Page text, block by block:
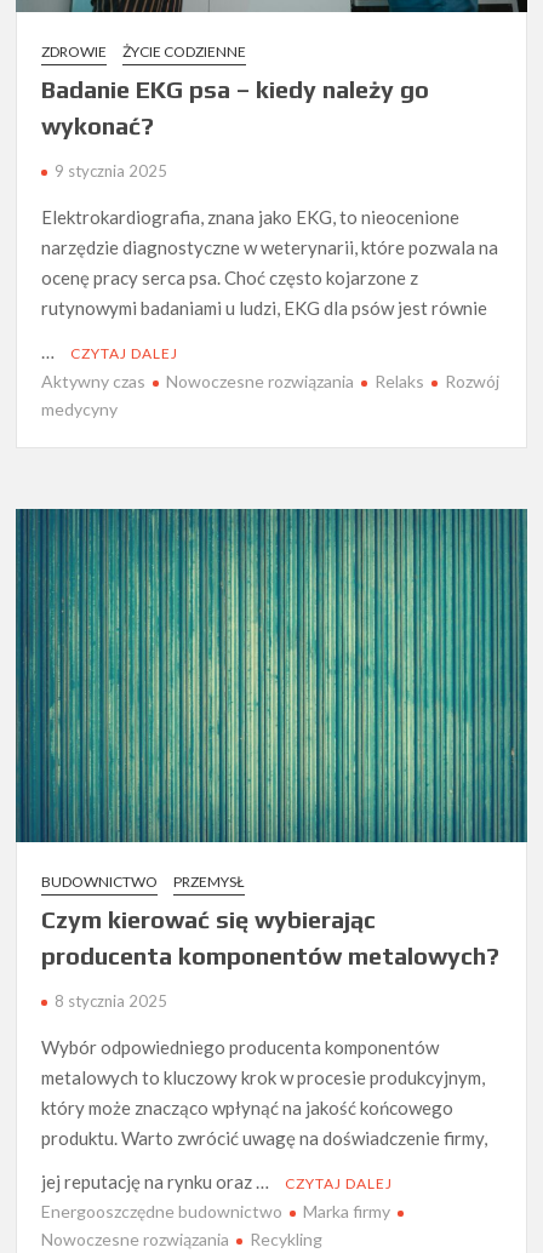
ZDROWIE ŻYCIE CODZIENNE
Badanie EKG psa – kiedy należy go
wykonać?
9 stycznia 2025
Elektrokardiografia, znana jako EKG, to nieocenione
narzędzie diagnostyczne w weterynarii, które pozwala na
ocenę pracy serca psa. Choć często kojarzone z
rutynowymi badaniami u ludzi, EKG dla psów jest równie
…
CZYTAJ DALEJ
Aktywny czas Nowoczesne rozwiązania Relaks
Rozwój
medycyny
BUDOWNICTWO PRZEMYSŁ
Czym kierować się wybierając
producenta komponentów metalowych?
8 stycznia 2025
Wybór odpowiedniego producenta komponentów
metalowych to kluczowy krok w procesie produkcyjnym,
który może znacząco wpłynąć na jakość końcowego
produktu. Warto zwrócić uwagę na doświadczenie firmy,
jej reputację na rynku oraz …
CZYTAJ DALEJ
Energooszczędne budownictwo
Marka firmy
Nowoczesne rozwiązania
Recykling